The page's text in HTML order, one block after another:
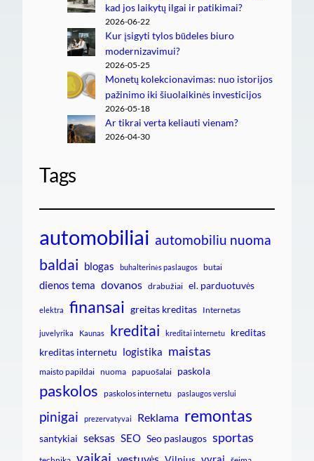
kad jos laikytų ilgai ir patikimai?
2026-06-22
Kur įsigyti tylos būdeles biuro
modernizavimui?
2026-05-25
Monetų kolekcionavimas: nuo istorijos
pažinimo iki šiuolaikinės investicijos
2026-05-18
Ar tikrai verta keliauti vienam?
2026-04-30
Tags
automobiliai automobiliu nuoma
baldai blogas buhalterinės paslaugos butai
dienos tema dovanos drabužiai el. parduotuvės
elektra finansai greitas kreditas Internetas
juvelyrika Kaunas kreditai kreditai internetu
kreditas
kreditas internetu logistika maistas
maisto papildai nuoma papuošalai paskola
paskolos paskolos internetu paslaugos verslui
pinigai prezervatyvai Reklama remontas
santykiai seksas SEO Seo paslaugos sportas